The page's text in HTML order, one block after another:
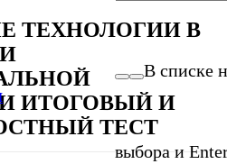
В списке
выбора и
ТЕХНОЛОГИИ В
ИТОГОВЫЙ И
ТЕСТ